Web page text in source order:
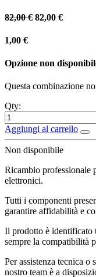
82,00€ 82,00 €
1,00 €
Opzione non
Questa combinazione
Qty:
Aggiungi al carrello
Non disponibile
Ricambio professionale
elettronici.
Tutti i componenti
garantire affidabilità e
Il prodotto è
sempre la compatibilità
Per assistenza tecnica
nostro team è a